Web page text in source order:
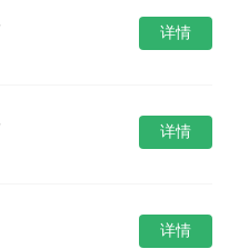
详情
详情
详情